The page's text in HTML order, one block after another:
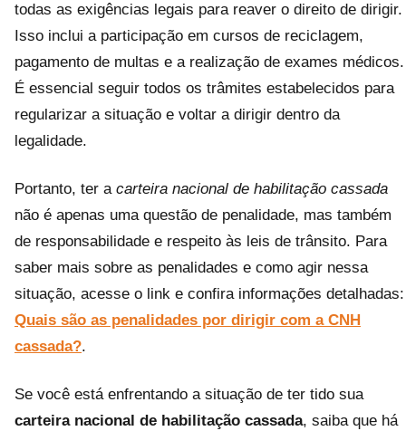
todas as exigências legais para reaver o direito de dirigir.
Isso inclui a participação em cursos de reciclagem,
pagamento de multas e a realização de exames médicos.
É essencial seguir todos os trâmites estabelecidos para
regularizar a situação e voltar a dirigir dentro da
legalidade.
Portanto, ter a carteira nacional de habilitação cassada
não é apenas uma questão de penalidade, mas também
de responsabilidade e respeito às leis de trânsito. Para
saber mais sobre as penalidades e como agir nessa
situação, acesse o link e confira informações detalhadas:
Quais são as penalidades por dirigir com a CNH
cassada?.
Se você está enfrentando a situação de ter tido sua
carteira nacional de habilitação cassada, saiba que há